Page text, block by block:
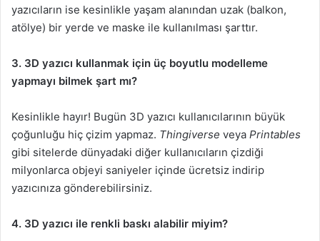
yazıcıların ise kesinlikle yaşam alanından uzak (balkon,
atölye) bir yerde ve maske ile kullanılması şarttır.
3. 3D yazıcı kullanmak için üç boyutlu modelleme
yapmayı bilmek şart mı?
Kesinlikle hayır! Bugün 3D yazıcı kullanıcılarının büyük
çoğunluğu hiç çizim yapmaz. Thingiverse veya Printables
gibi sitelerde dünyadaki diğer kullanıcıların çizdiği
milyonlarca objeyi saniyeler içinde ücretsiz indirip
yazıcınıza gönderebilirsiniz.
4. 3D yazıcı ile renkli baskı alabilir miyim?